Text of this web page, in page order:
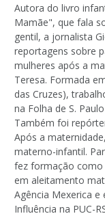
Autora do livro
Mamãe", que fala
gentil, a jornalista
reportagens sobre
mulheres após a
Teresa. Formada
das Cruzes),
na Folha de S.
Também foi
Após a
materno-infantil.
fez formação como
em aleitamento
Agência Mexerica
Influência na PUC-